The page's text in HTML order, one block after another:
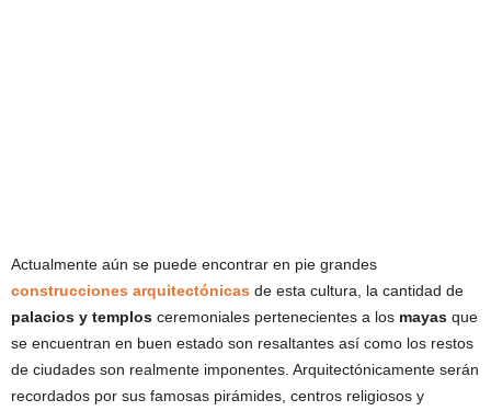
Actualmente aún se puede encontrar en pie grandes
construcciones arquitectónicas de esta cultura, la cantidad de
palacios y templos ceremoniales pertenecientes a los mayas que
se encuentran en buen estado son resaltantes así como los restos
de ciudades son realmente imponentes. Arquitectónicamente serán
recordados por sus famosas pirámides, centros religiosos y